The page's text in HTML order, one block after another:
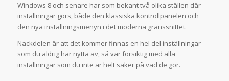
Windows 8 och senare har som bekant två olika ställen där
inställningar görs, både den klassiska kontrollpanelen och
den nya inställningsmenyn i det moderna gränssnittet.
Nackdelen är att det kommer finnas en hel del inställningar
som du aldrig har nytta av, så var försiktig med alla
inställningar som du inte är helt säker på vad de gör.